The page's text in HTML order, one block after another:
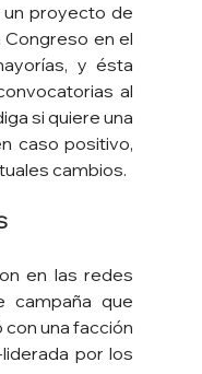
proyecto de
Congreso en el
y ésta
al
si quiere una
caso positivo,
cambios.
en las redes
campaña que
con una facción
por los